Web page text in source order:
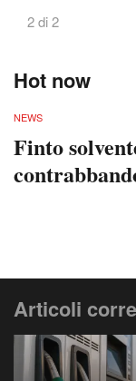
2 di 2
Hot now
NEWS
Finto
Articoli